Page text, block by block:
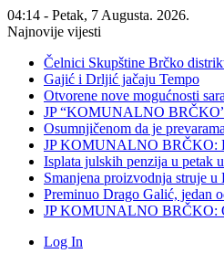
04:14 - Petak, 7 Augusta. 2026.
Najnovije vijesti
Čelnici Skupštine Brčko
Gajić i Drljić jačaju Tempo
Otvorene nove mogućnosti
JP “KOMUNALNO
Osumnjičenom da je
JP KOMUNALNO
Isplata julskih penzija u petak
Smanjena proizvodnja struje
Preminuo Drago Galić, jedan
JP KOMUNALNO BRČKO:
Log In